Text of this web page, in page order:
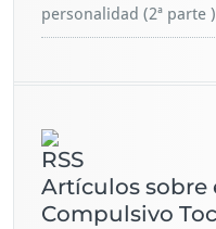
personalidad (2ª parte )
Artículos sobre
Compulsivo Toc